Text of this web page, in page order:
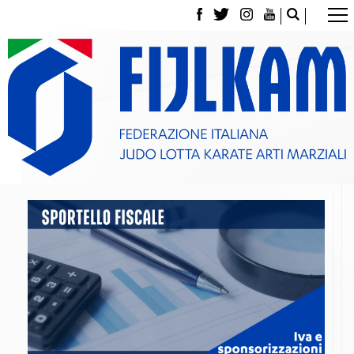
La Federazione
Tesseramento
Contatti
Norme e modulistica Affiliazioni e Tesseramenti
Classifica Società Sportive con più di 100 atleti
tesserati
Gare e Risultati
Archivio eventi
Dove siamo
Media
Partners
Trasparenza
Judo
La disciplina
Attività Didattica